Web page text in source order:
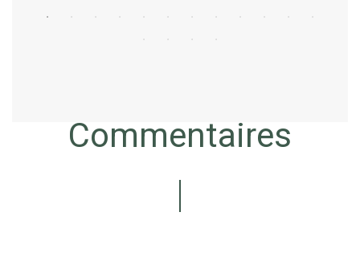
Commentaires